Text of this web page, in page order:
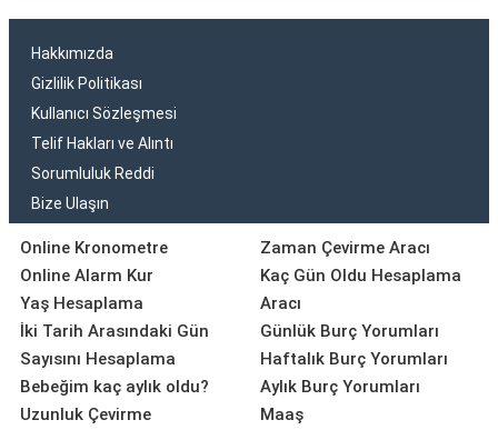
Hakkımızda
Gizlilik Politikası
Kullanıcı Sözleşmesi
Telif Hakları ve Alıntı
Sorumluluk Reddi
Bize Ulaşın
Online Kronometre
Online Alarm Kur
Yaş Hesaplama
İki Tarih Arasındaki Gün
Sayısını Hesaplama
Bebeğim kaç aylık oldu?
Uzunluk Çevirme
Zaman Çevirme Aracı
Kaç Gün Oldu Hesaplama
Aracı
Günlük Burç Yorumları
Haftalık Burç Yorumları
Aylık Burç Yorumları
Maaş